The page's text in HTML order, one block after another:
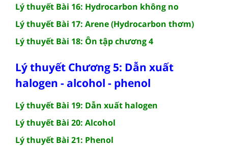
Lý thuyết Bài 16: Hydrocarbon không no
Lý thuyết Bài 17: Arene (Hydrocarbon thơm)
Lý thuyết Bài 18: Ôn tập chương 4
Lý thuyết Chương 5: Dẫn xuất
halogen - alcohol - phenol
Lý thuyết Bài 19: Dẫn xuất halogen
Lý thuyết Bài 20: Alcohol
Lý thuyết Bài 21: Phenol